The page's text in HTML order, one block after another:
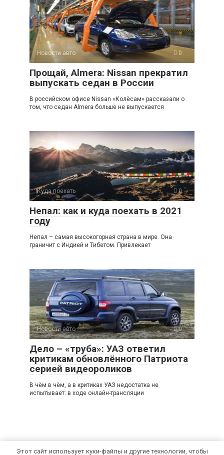
Новости авто 0
Прощай, Almera: Nissan прекратил
выпускать седан в России
В российском офисе Nissan «Колёсам» рассказали о
том, что седан Almera больше не выпускается
Куда поехать 0
Непал: как и куда поехать в 2021
году
Непал – самая высокогорная страна в мире. Она
граничит с Индией и Тибетом. Привлекает
Новости авто 0
Дело – «труба»: УАЗ ответил
критикам обновлённого Патриота
серией видеороликов
В чём в чём, а в критиках УАЗ недостатка не
испытывает: в ходе онлайн-трансляции
Этот сайт использует куки-файлы и другие технологии, чтобы